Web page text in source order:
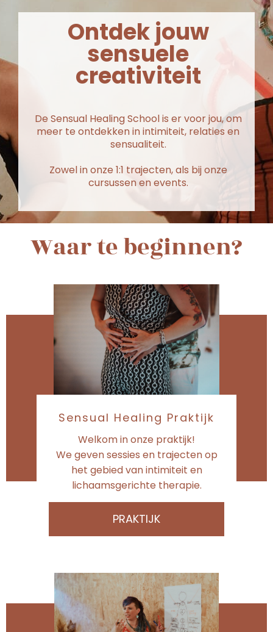
Ontdek jouw
sensuele
creativiteit
De Sensual Healing School is er voor jou, om
meer te ontdekken in intimiteit, relaties en
sensualiteit.
Zowel in onze 1:1 trajecten, als bij onze
cursussen en events.
Waar te beginnen?
Sensual Healing Praktijk
Welkom in onze praktijk!
We geven sessies en trajecten op
het gebied van intimiteit en
lichaamsgerichte therapie.
PRAKTIJK